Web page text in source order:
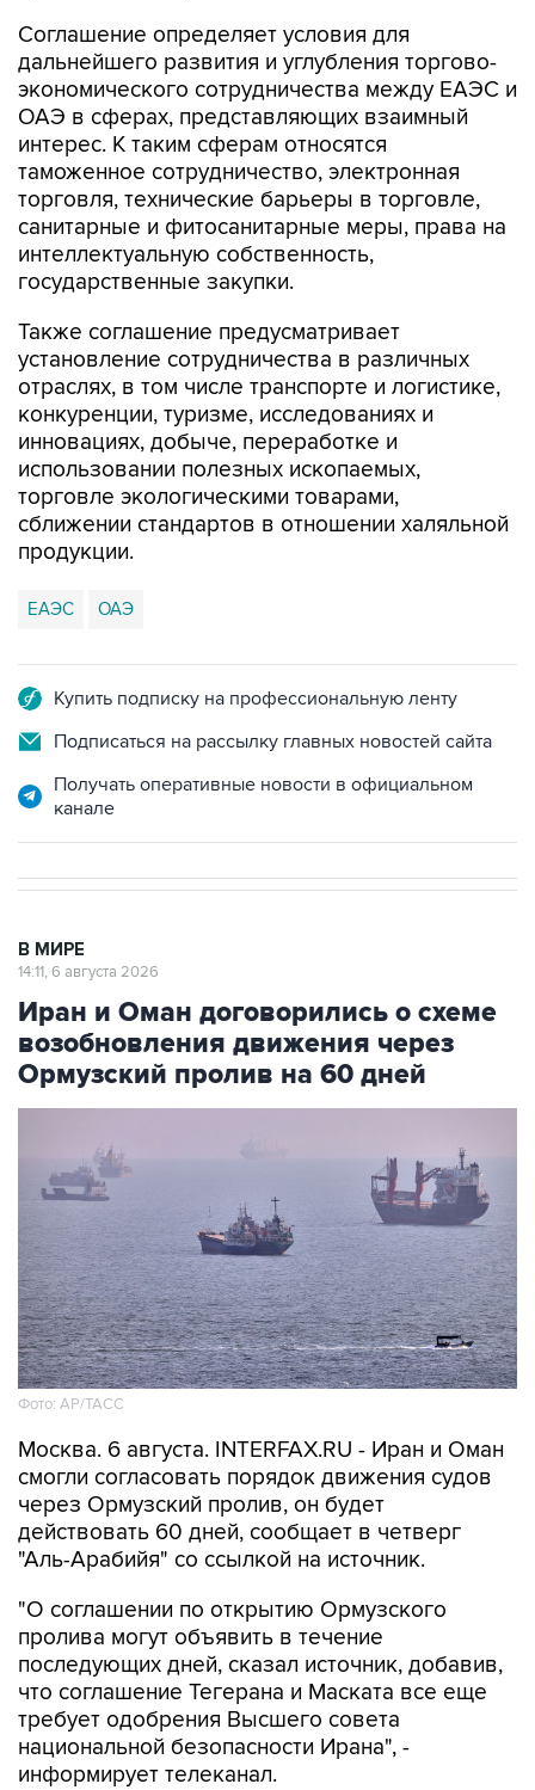
Соглашение определяет условия для
дальнейшего развития и углубления торгово-
экономического сотрудничества между ЕАЭС и
ОАЭ в сферах, представляющих взаимный
интерес. К таким сферам относятся
таможенное сотрудничество, электронная
торговля, технические барьеры в торговле,
санитарные и фитосанитарные меры, права на
интеллектуальную собственность,
государственные закупки.
Также соглашение предусматривает
установление сотрудничества в различных
отраслях, в том числе транспорте и логистике,
конкуренции, туризме, исследованиях и
инновациях, добыче, переработке и
использовании полезных ископаемых,
торговле экологическими товарами,
сближении стандартов в отношении халяльной
продукции.
ЕАЭС ОАЭ
Купить подписку на профессиональную ленту
Подписаться на рассылку главных новостей сайта
Получать оперативные новости в официальном
канале
В МИРЕ
14:11, 6 августа 2026
Иран и Оман договорились о схеме
возобновления движения через
Ормузский пролив на 60 дней
Фото: AP/ТАСС
Москва. 6 августа. INTERFAX.RU - Иран и Оман
смогли согласовать порядок движения судов
через Ормузский пролив, он будет
действовать 60 дней, сообщает в четверг
"Аль-Арабийя" со ссылкой на источник.
"О соглашении по открытию Ормузского
пролива могут объявить в течение
последующих дней, сказал источник, добавив,
что соглашение Тегерана и Маската все еще
требует одобрения Высшего совета
национальной безопасности Ирана", -
информирует телеканал.